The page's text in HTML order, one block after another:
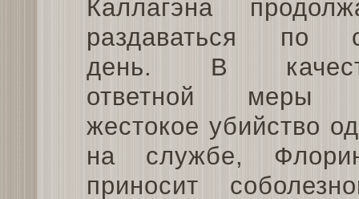
Каллагэна
раздаваться по
день. В
ответной меры
жестокое убийство
на службе,
приносит